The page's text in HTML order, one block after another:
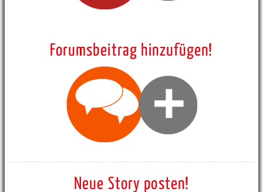
Forumsbeitrag hinzufügen!
Neue Story posten!